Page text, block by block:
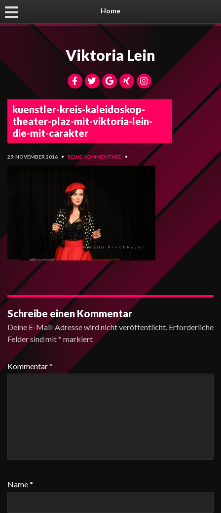
Home
Viktoria Lein
kuenstler-kreis-kaleidoskop-
theater-plaz-mit-viktoria-lein-
die-mit-carakter
29. NOVEMBER 2016 • KEINE KOMMENTARE •
Schreibe einen Kommentar
Deine E-Mail-Adresse wird nicht veröffentlicht. Erforderliche
Felder sind mit* markiert
Kommentar*
Name*